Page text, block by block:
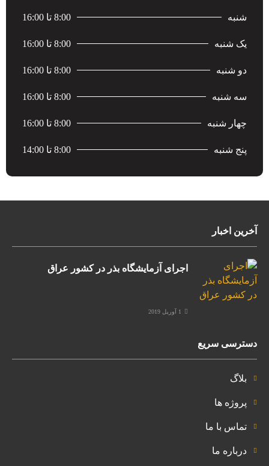
شنبه 8:00 تا 16:00
یک شنبه 8:00 تا 16:00
دو شنبه 8:00 تا 16:00
سه شنبه 8:00 تا 16:00
چهار شنبه 8:00 تا 16:00
پنج شنبه 8:00 تا 14:00
آخرین اخبار
اجرای آزمایشگاه بذر در کشور عراق
1 آوریل 2019
دسترسی سریع
بلاگ
پروژه ها
تماس با ما
درباره ما